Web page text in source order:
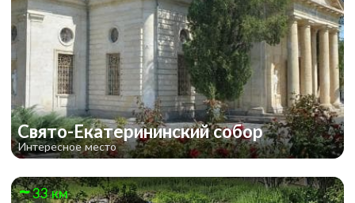
Свято-Екатерининский собор
Интересное место
33 км